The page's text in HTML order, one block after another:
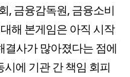
, 금융감독원, 금융소비
해 본게임은 아직 시작
결사가 많아졌다는 점에
에 기관 간 책임 회피